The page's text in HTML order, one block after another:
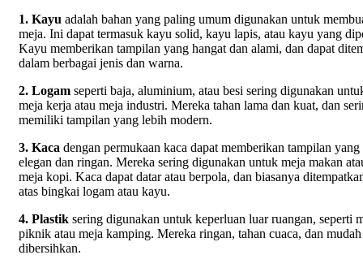
1. Kayu adalah bahan yang paling umum digunakan untuk
meja. Ini dapat termasuk kayu solid, kayu lapis, atau kayu yang
Kayu memberikan tampilan yang hangat dan alami, dan dapat
dalam berbagai jenis dan warna.
2. Logam seperti baja, aluminium, atau besi sering digunakan
meja kerja atau meja industri. Mereka tahan lama dan kuat, dan
memiliki tampilan yang lebih modern.
3. Kaca dengan permukaan kaca dapat memberikan tampilan yang
elegan dan ringan. Mereka sering digunakan untuk meja makan
meja kopi. Kaca dapat datar atau berpola, dan biasanya
atas bingkai logam atau kayu.
4. Plastik sering digunakan untuk keperluan luar ruangan, seperti
piknik atau meja kamping. Mereka ringan, tahan cuaca, dan mudah
dibersihkan.